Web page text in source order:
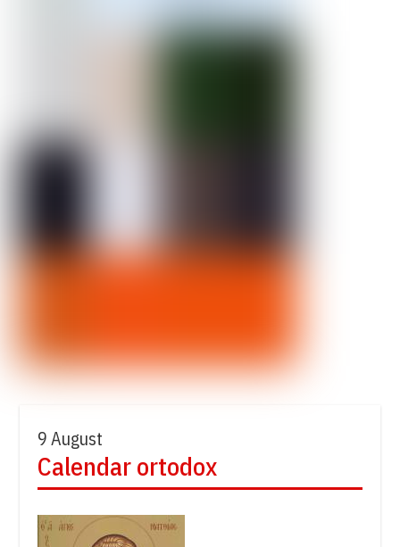
9 August
Calendar ortodox